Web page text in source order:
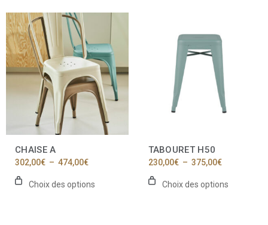
CHAISE A
302,00€ – 474,00€Plage
prix :
302,00€
Choix des options
Ce
produit
a
plusieurs
variations.
Les
peuvent
choisies
page
du
produit
TABOURET H50
230,00€ – 375,00€Plage
prix :
230,00€
Choix des options
plusieurs
variations.
page
produit